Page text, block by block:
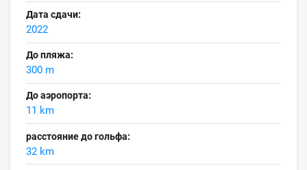
Дата сдачи:
2022
До пляжа:
300 m
До аэропорта:
11 km
расстояние до гольфа:
32 km